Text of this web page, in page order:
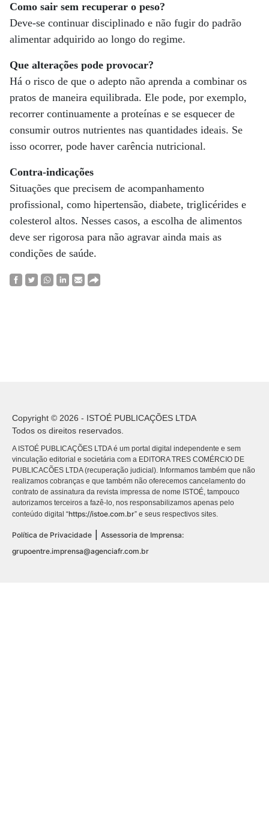
Como sair sem recuperar o peso?
Deve-se continuar disciplinado e não fugir do padrão
alimentar adquirido ao longo do regime.
Que alterações pode provocar?
Há o risco de que o adepto não aprenda a combinar os
pratos de maneira equilibrada. Ele pode, por exemplo,
recorrer continuamente a proteínas e se esquecer de
consumir outros nutrientes nas quantidades ideais. Se
isso ocorrer, pode haver carência nutricional.
Contra-indicações
Situações que precisem de acompanhamento
profissional, como hipertensão, diabete, triglicérides e
colesterol altos. Nesses casos, a escolha de alimentos
deve ser rigorosa para não agravar ainda mais as
condições de saúde.
Copyright © 2026 - ISTOÉ PUBLICAÇÕES LTDA
Todos os direitos reservados.
A ISTOÉ PUBLICAÇÕES LTDA é um portal digital independente e sem
vinculação editorial e societária com a EDITORA TRES COMÉRCIO DE
PUBLICACÕES LTDA (recuperação judicial). Informamos também que não
realizamos cobranças e que também não oferecemos cancelamento do
contrato de assinatura da revista impressa de nome ISTOÉ, tampouco
autorizamos terceiros a fazê-lo, nos responsabilizamos apenas pelo
conteúdo digital “https://istoe.com.br” e seus respectivos sites.
Política de Privacidade
Assessoria de Imprensa:
grupoentre.imprensa@agenciafr.com.br